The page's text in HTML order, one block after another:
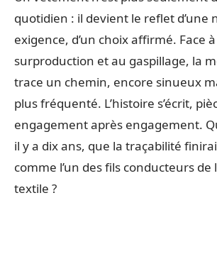
quotidien : il devient le reflet d’une
exigence, d’un choix affirmé. Face
surproduction et au gaspillage, la
trace un chemin, encore sinueux
plus fréquenté. L’histoire s’écrit,
engagement après engagement.
il y a dix ans, que la traçabilité
comme l’un des fils conducteurs de
textile ?